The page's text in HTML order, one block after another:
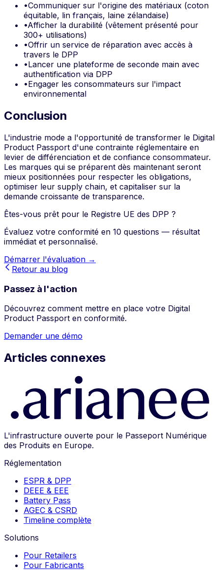
•Communiquer sur l'origine des matériaux (coton
équitable, lin français, laine zélandaise)
•Afficher la durabilité (vêtement présenté pour
300+ utilisations)
•Offrir un service de réparation avec accès à
travers le DPP
•Lancer une plateforme de seconde main avec
authentification via DPP
•Engager les consommateurs sur l'impact
environnemental
Conclusion
L'industrie mode a l'opportunité de transformer le Digital
Product Passport d'une contrainte réglementaire en
levier de différenciation et de confiance consommateur.
Les marques qui se préparent dès maintenant seront
mieux positionnées pour respecter les obligations,
optimiser leur supply chain, et capitaliser sur la
demande croissante de transparence.
Êtes-vous prêt pour le Registre UE des DPP ?
Évaluez votre conformité en 10 questions — résultat
immédiat et personnalisé.
Démarrer l'évaluation →
Retour au blog
Passez à l'action
Découvrez comment mettre en place votre Digital
Product Passport en conformité.
Demander une démo
Articles connexes
L'infrastructure ouverte pour le Passeport Numérique
des Produits en Europe.
Réglementation
ESPR & DPP
DEEE & EEE
Battery Pass
AGEC & CSRD
Timeline complète
Solutions
Pour Retailers
Pour Fabricants